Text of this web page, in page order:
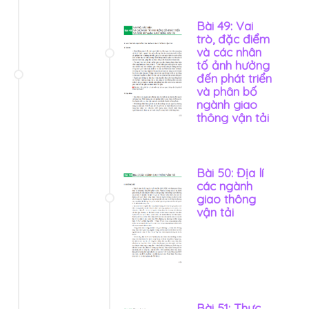
Bài 49: Vai
trò, đặc điểm
và các nhân
tố ảnh hưởng
đến phát triển
và phân bố
ngành giao
thông vận tải
Bài 50: Địa lí
các ngành
giao thông
vận tải